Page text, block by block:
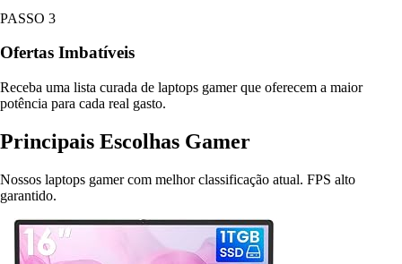
PASSO 3
Ofertas Imbatíveis
Receba uma lista curada de laptops gamer que oferecem a maior
potência para cada real gasto.
Principais Escolhas Gamer
Nossos laptops gamer com melhor classificação atual. FPS alto
garantido.